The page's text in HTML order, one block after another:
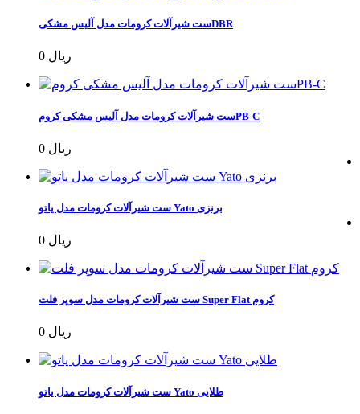
ست شیرآلات کرومات مدل آلیس مشکیDBR
0 ریال
ست شیرآلات کرومات مدل آلیس مشکی کرومPB-C
0 ریال
ست شیرآلات کرومات مدل یاتو Yato برنزی
0 ریال
ست شیرآلات کرومات مدل سوپر فلت Super Flat کروم
0 ریال
ست شیرآلات کرومات مدل یاتو Yato طلایی